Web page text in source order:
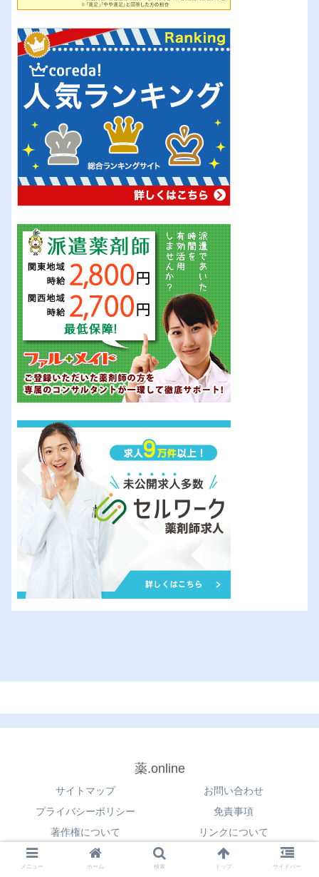
薬.online
サイトマップ
お問い合わせ
プライバシーポリシー
免責事項
著作権について
リンクについて
© 2021 薬.online.
メニュー ホーム 検索 トップ サイドバー